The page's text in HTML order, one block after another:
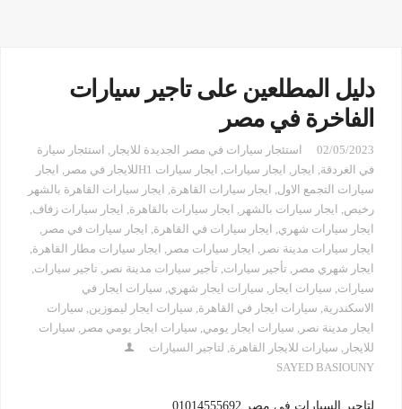
دليل المطلعين على تاجير سيارات
الفاخرة في مصر
02/05/2023 استئجار سيارات في مصر الجديدة للايجار , استئجار سيارة
في الغردقة, ايجار , ايجار سيارات, ايجار سيارات H1للايجار في مصر , ايجار
سيارات التجمع الاول, ايجار سيارات القاهرة, ايجار سيارات القاهرة بالشهر
رخيص, ايجار سيارات بالشهر , ايجار سيارات بالقاهرة, ايجار سيارات زفاف,
ايجار سيارات شهري, ايجار سيارات في القاهرة, ايجار سيارات في مصر ,
ايجار سيارات مدينة نصر , ايجار سيارات مصر , ايجار سيارات مطار القاهرة,
ايجار شهري مصر , تأجير سيارات, تأجير سيارات مدينة نصر , تاجير سيارات,
سيارات, سيارات ايجار , سيارات ايجار شهري, سيارات ايجار في
الاسكندرية, سيارات ايجار في القاهرة, سيارات ايجار ليموزين, سيارات
ايجار مدينة نصر , سيارات ايجار يومي, سيارات ايجار يومي مصر , سيارات
للايجار , سيارات للايجار القاهرة, لتاجير السيارات
SAYED BASIOUNY
لتاجير السيارات في مصر 01014555692